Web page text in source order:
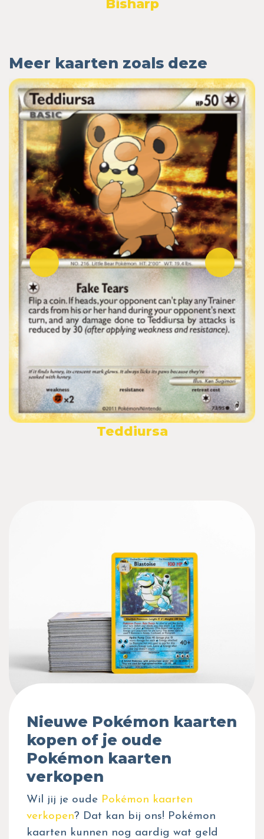
Bisharp
Meer kaarten zoals deze
Teddiursa
Nieuwe Pokémon kaarten
kopen of je oude
Pokémon kaarten
verkopen
Wil jij je oude Pokémon kaarten
verkopen? Dat kan bij ons! Pokémon
kaarten kunnen nog aardig wat geld